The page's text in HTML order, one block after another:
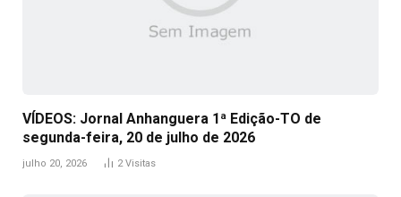
VÍDEOS: Jornal Anhanguera 1ª Edição-TO de
segunda-feira, 20 de julho de 2026
julho 20, 2026 2Visitas